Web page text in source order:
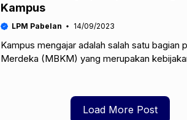
Kampus
LPM Pabelan 14/09/2023
Kampus mengajar adalah salah satu bagian
Merdeka (MBKM) yang merupakan
Load More Post